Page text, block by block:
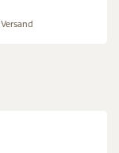
Versand